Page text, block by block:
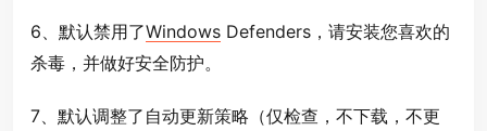
6、默认禁用了Windows Defenders，请安装您喜欢的
杀毒，并做好安全防护。
7、默认调整了自动更新策略（仅检查，不下载，不更